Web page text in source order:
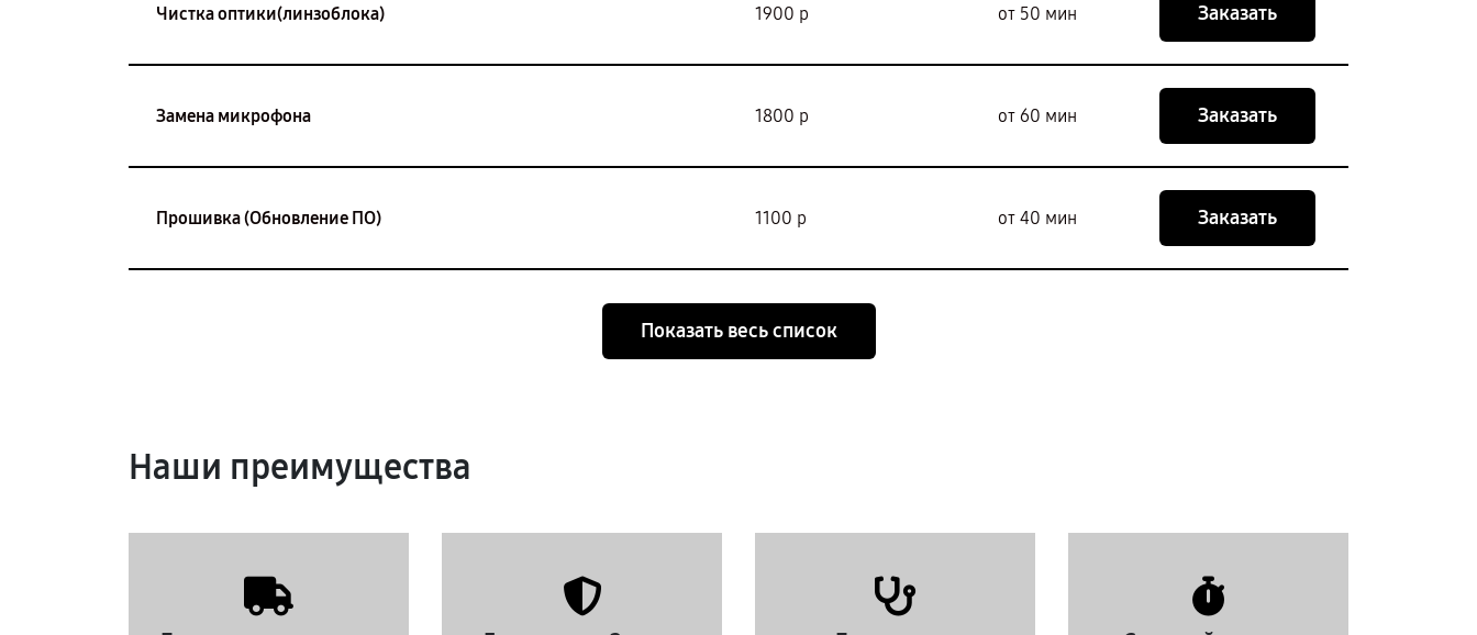
Чистка оптики(линзоблока) 1900 р от 50 мин Заказать
Замена микрофона 1800 р от 60 мин Заказать
Прошивка (Обновление ПО) 1100 р от 40 мин Заказать
Показать весь список
Наши преимущества